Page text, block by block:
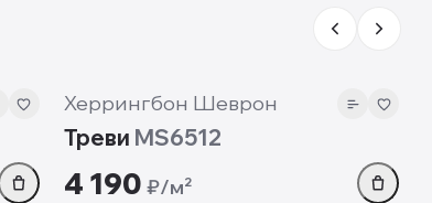
Херрингбон Шеврон
Треви MS6512
4 190 ₽/м²